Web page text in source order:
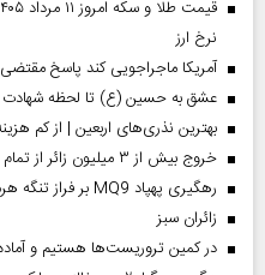
نرخ ارز
آمریکا ماجراجویی کند پاسخ
عشق به حسین (ع) تا لحظه شهادت
بهترین نذری‌های اربعین | از کم
خروج بیش از ۳ میلیون زائر از تمام مرز‌های کشور
رهگیری پهپاد MQ9 بر فراز تنگه هرمز
‌زائران سبز
در کمین تروریست‌ها هستیم و